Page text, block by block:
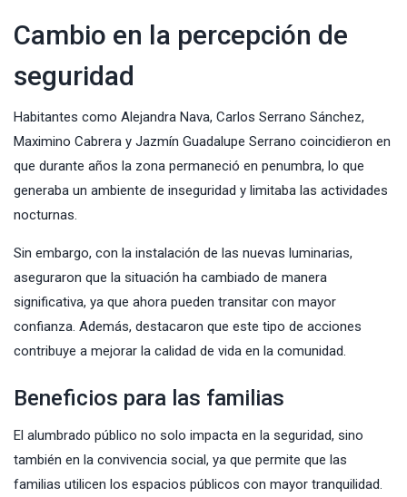
Cambio en la percepción de
seguridad
Habitantes como Alejandra Nava, Carlos Serrano Sánchez,
Maximino Cabrera y Jazmín Guadalupe Serrano coincidieron en
que durante años la zona permaneció en penumbra, lo que
generaba un ambiente de inseguridad y limitaba las actividades
nocturnas.
Sin embargo, con la instalación de las nuevas luminarias,
aseguraron que la situación ha cambiado de manera
significativa, ya que ahora pueden transitar con mayor
confianza. Además, destacaron que este tipo de acciones
contribuye a mejorar la calidad de vida en la comunidad.
Beneficios para las familias
El alumbrado público no solo impacta en la seguridad, sino
también en la convivencia social, ya que permite que las
familias utilicen los espacios públicos con mayor tranquilidad.